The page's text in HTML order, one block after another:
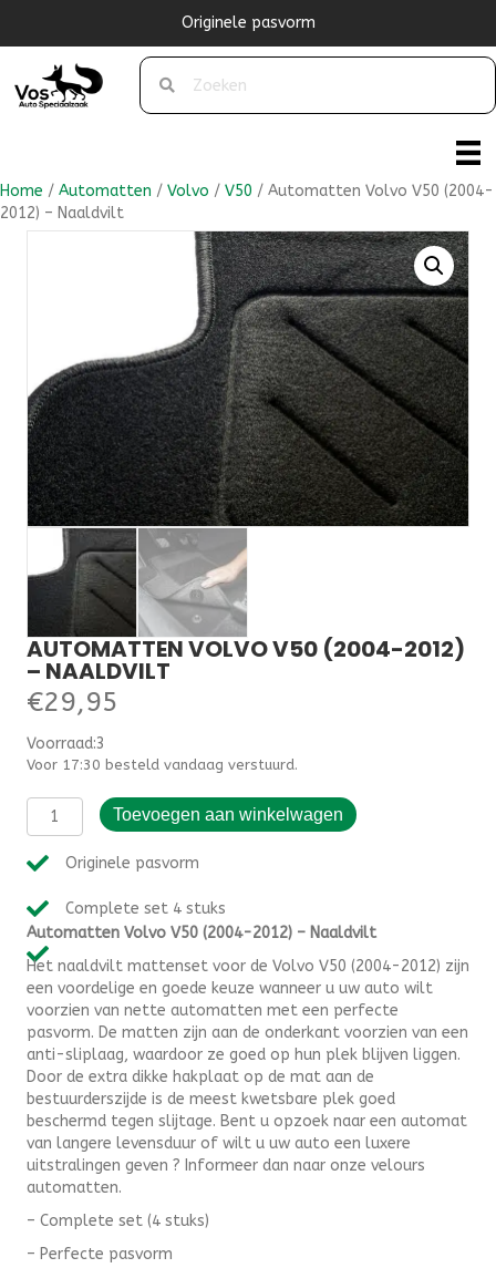
Originele pasvorm
Home / Automatten / Volvo / V50 / Automatten Volvo V50 (2004-
2012) – Naaldvilt
AUTOMATTEN VOLVO V50 (2004-2012)
– NAALDVILT
€29,95
Voorraad:3
Voor 17:30 besteld vandaag verstuurd.
Automatten
Volvo
V50
(2004-
-
Naaldvilt
aantal
Toevoegen aan winkelwagen
Originele pasvorm
Complete set 4 stuks
Automatten Volvo V50 (2004-2012) – Naaldvilt
Het naaldvilt mattenset voor de Volvo V50 (2004-2012) zijn
een voordelige en goede keuze wanneer u uw auto wilt
voorzien van nette automatten met een perfecte
pasvorm. De matten zijn aan de onderkant voorzien van een
anti-sliplaag, waardoor ze goed op hun plek blijven liggen.
Door de extra dikke hakplaat op de mat aan de
bestuurderszijde is de meest kwetsbare plek goed
beschermd tegen slijtage. Bent u opzoek naar een automat
van langere levensduur of wilt u uw auto een luxere
uitstralingen geven ? Informeer dan naar onze velours
automatten.
– Complete set (4 stuks)
– Perfecte pasvorm